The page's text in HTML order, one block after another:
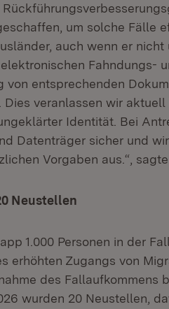
um solche Fälle
auch wenn er
Fahndungs-
von entsprechenden
Dies veranlassen wir
Identität. Bei
Datenträger sicher und
Vorgaben aus.“,
Neustellen
1.000 Personen in der
erhöhten Zugangs von
des Fallaufkommens
wurden 20 Neustellen,